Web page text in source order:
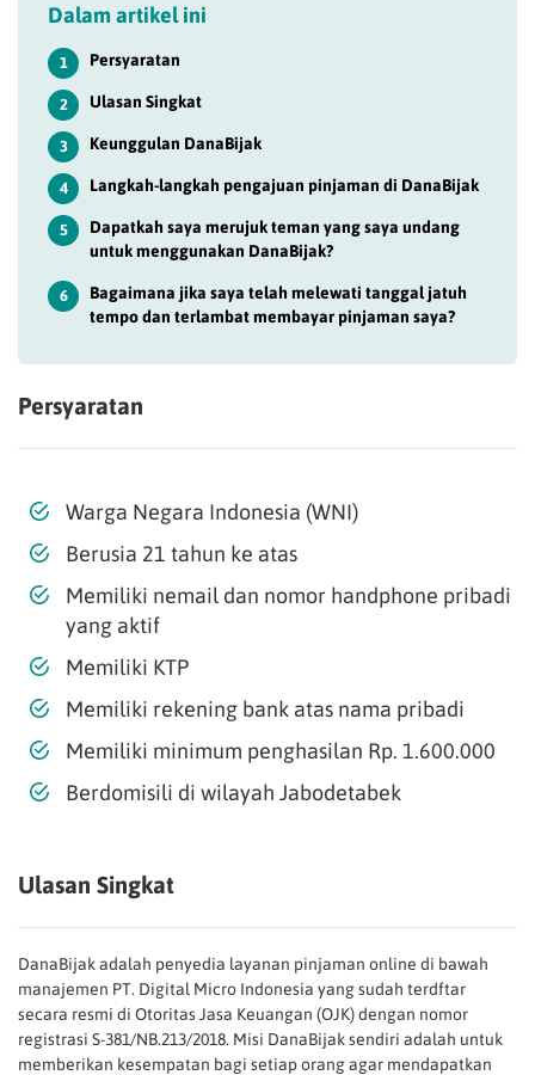
Dalam artikel ini
1 Persyaratan
2 Ulasan Singkat
3 Keunggulan DanaBijak
4 Langkah-langkah pengajuan pinjaman di DanaBijak
5
Dapatkah saya merujuk teman yang saya undang
untuk menggunakan DanaBijak?
6
Bagaimana jika saya telah melewati tanggal jatuh
tempo dan terlambat membayar pinjaman saya?
Persyaratan
Warga Negara Indonesia (WNI)
Berusia 21 tahun ke atas
Memiliki nemail dan nomor handphone pribadi
yang aktif
Memiliki KTP
Memiliki rekening bank atas nama pribadi
Memiliki minimum penghasilan Rp. 1.600.000
Berdomisili di wilayah Jabodetabek
Ulasan Singkat
DanaBijak adalah penyedia layanan pinjaman online di bawah
manajemen PT. Digital Micro Indonesia yang sudah terdftar
secara resmi di Otoritas Jasa Keuangan (OJK) dengan nomor
registrasi S-381/NB.213/2018. Misi DanaBijak sendiri adalah untuk
memberikan kesempatan bagi setiap orang agar mendapatkan